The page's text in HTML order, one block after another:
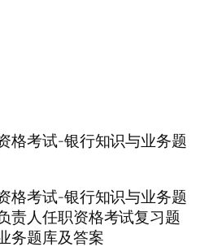
格考试-银行知识与业务题
格考试-银行知识与业务题
责人任职资格考试复习题
务题库及答案